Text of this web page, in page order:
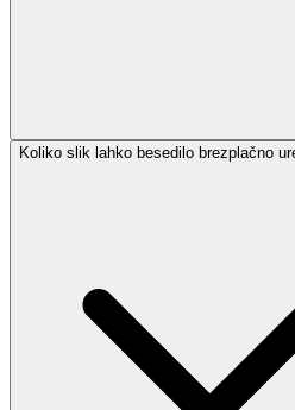
Koliko slik lahko besedilo brezplačno